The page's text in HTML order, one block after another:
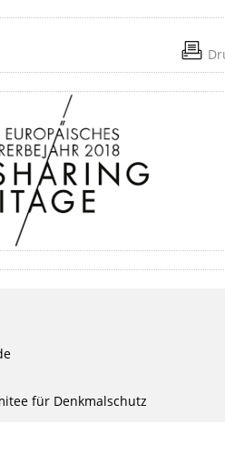
für Denkmalschutz